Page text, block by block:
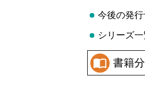
今後の発行
シリーズ一
書籍